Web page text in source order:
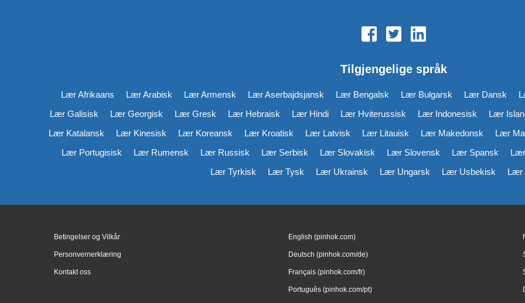
Tilgjengelige språk
Lær Afrikaans Lær Arabisk Lær Armensk Lær Aserbajdsjansk Lær Bengalsk Lær Bulgarsk Lær Dansk
Lær Galisisk
Lær Georgisk Lær Gresk Lær Hebraisk Lær Hindi Lær Hviterussisk Lær Indonesisk Lær
Lær Katalansk
Lær Kinesisk Lær Koreansk Lær Kroatisk Lær Latvisk Lær Litauisk Lær Makedonsk Lær
Lær Portugisisk
Lær Rumensk Lær Russisk Lær Serbisk Lær Slovakisk Lær Slovensk Lær Spansk
Lær Tyrkisk
Lær Tysk Lær Ukrainsk Lær Ungarsk Lær Usbekisk Lær
Betingelser og Vilkår
Personvernerklæring
Kontakt oss
English (pinhok.com)
Deutsch (pinhok.com/de)
Français (pinhok.com/fr)
Português (pinhok.com/pt)